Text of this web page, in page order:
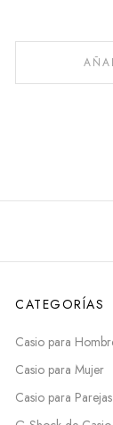
CATEGORÍAS
Casio para
Casio para Mujer
Casio para Parejas